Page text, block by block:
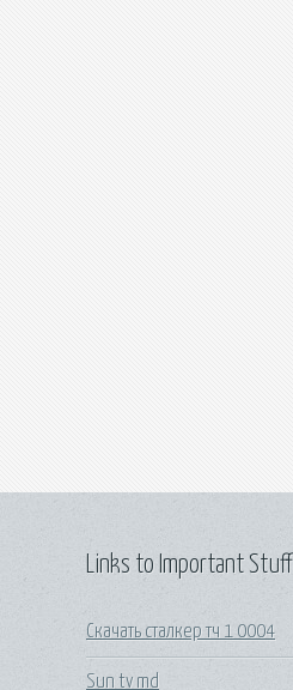
Links to Important Stuff
Скачать сталкер тч 1 0004
Sun tv md